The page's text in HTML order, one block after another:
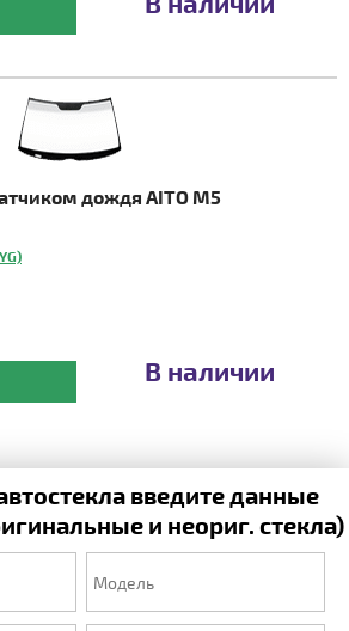
дождя AITO M5
В наличии
введите данные
и неориг. стекла)